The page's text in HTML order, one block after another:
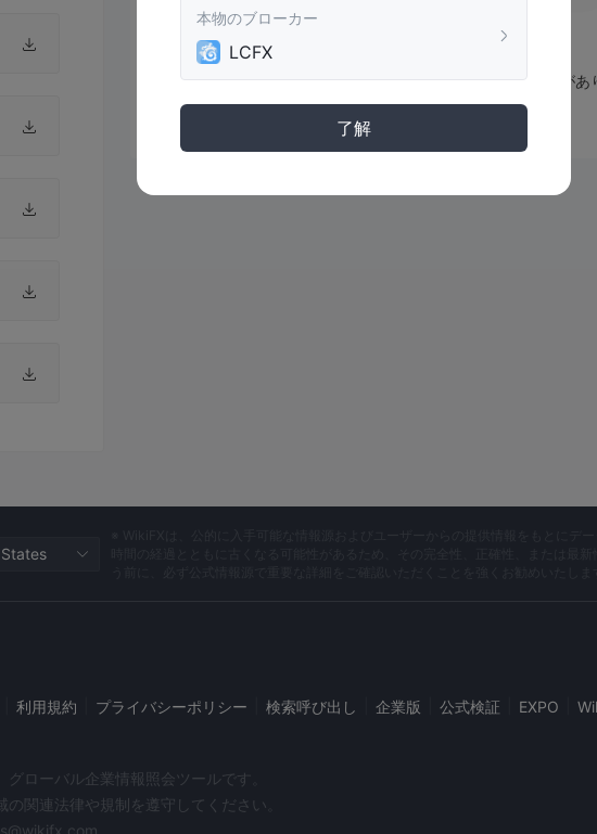
まだデータがあ
本物のブローカー
LCFX
了解
利用規約 プライバシーポリシー 検索呼び出し 企業版 公式検証 EXPO
ローバル企業情報照会ツールです。
関連法律や規制を遵守してください。